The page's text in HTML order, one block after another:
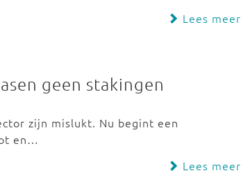
Lees meer
geen stakingen
zijn mislukt. Nu begint een
en…
Lees meer